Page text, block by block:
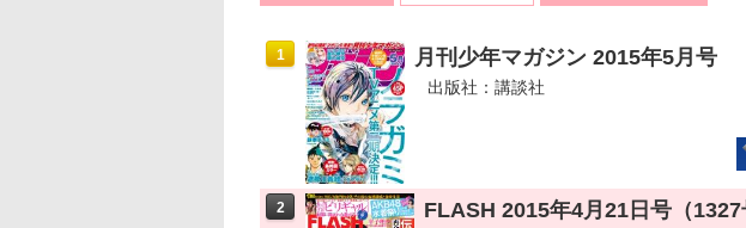
1 月刊少年マガジン 2015年5月号
出版社：講談社
2 FLASH 2015年4月21日号（1327